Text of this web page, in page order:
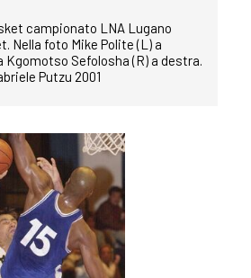
campionato LNA Lugano
Nella foto Mike Polite (L) a
Sefolosha (R) a destra.
Putzu 2001